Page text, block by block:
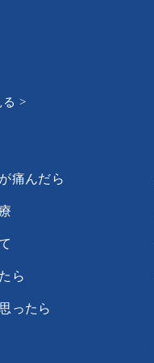
る >
痛んだら
ら
ったら